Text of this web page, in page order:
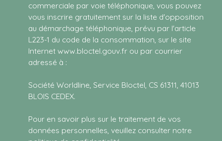
commerciale par voie téléphonique, vous pouvez
vous inscrire gratuitement sur la liste d'opposition
au démarchage téléphonique, prévu par l'article
L223-1 du code de la consommation, sur le site
Internet www.bloctel.gouv.fr ou par courrier
adressé à :
Société Worldline, Service Bloctel, CS 61311, 41013
BLOIS CEDEX.
Pour en savoir plus sur le traitement de vos
données personnelles, veuillez consulter notre